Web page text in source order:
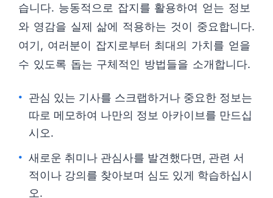
습니다. 능동적으로 잡지를 활용하여 얻는 정보
와 영감을 실제 삶에 적용하는 것이 중요합니다.
여기, 여러분이 잡지로부터 최대의 가치를 얻을
수 있도록 돕는 구체적인 방법들을 소개합니다.
관심 있는 기사를 스크랩하거나 중요한 정보는
따로 메모하여 나만의 정보 아카이브를 만드십
시오.
새로운 취미나 관심사를 발견했다면, 관련 서
적이나 강의를 찾아보며 심도 있게 학습하십시
오.